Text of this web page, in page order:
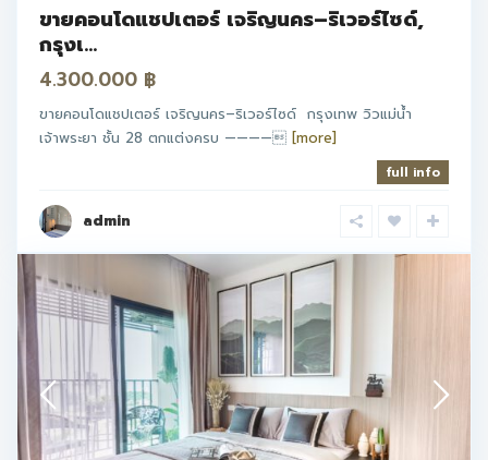
ขายคอนโดแชปเตอร์ เจริญนคร–ริเวอร์ไซด์,
กรุงเ...
4.300.000 ฿
ขายคอนโดแชปเตอร์ เจริญนคร–ริเวอร์ไซด์ กรุงเทพ วิวแม่น้ำ
เจ้าพระยา ชั้น 28 ตกแต่งครบ ———— [more]
full info
admin